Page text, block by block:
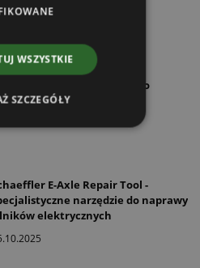
asenizacyjne do każdego
Agro-Max
E-Axle Repair Tool -
narzędzie do naprawy
elektrycznych
WSZYSTKIE
SZCZEGÓŁY